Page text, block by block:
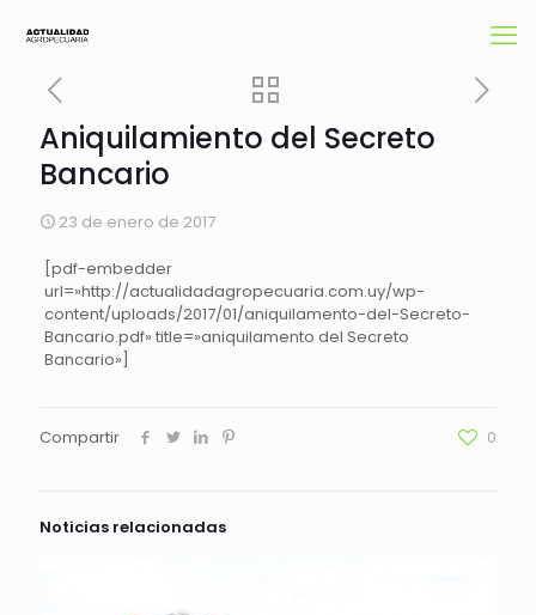
Aniquilamiento del Secreto
Bancario
23 de enero de 2017
[pdf-embedder
url=»http://actualidadagropecuaria.com.uy/wp-
content/uploads/2017/01/aniquilamento-del-Secreto-
Bancario.pdf» title=»aniquilamento del Secreto
Bancario»]
Compartir 0
Noticias relacionadas